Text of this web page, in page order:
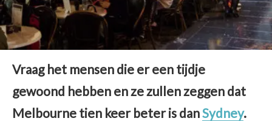
Vraag het mensen die er een tijdje
gewoond hebben en ze zullen zeggen dat
Melbourne tien keer beter is danSydney.